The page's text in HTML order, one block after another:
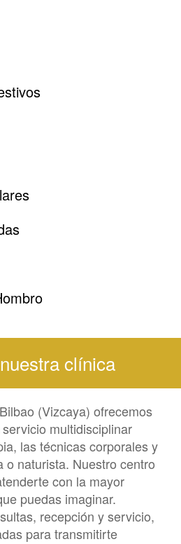
clínica
(Vizcaya) ofrecemos
multidisciplinar
las técnicas corporales y
o naturista. Nuestro centro
con la mayor
puedas imaginar.
recepción y servicio,
para transmitirte